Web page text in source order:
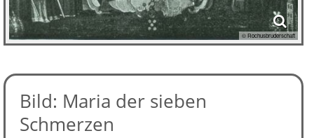
© Rochusbruderschaft
Bild: Maria der sieben
Schmerzen